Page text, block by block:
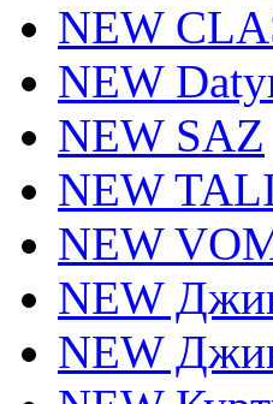
NEW
NEW
NEW SAZ
NEW
NEW
NEW
NEW